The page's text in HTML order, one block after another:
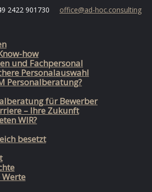
2422 901730
office@ad-hoc.consulting
how
und Fachpersonal
Personalauswahl
Personalberatung?
für Bewerber
– Ihre Zukunft
WIR?
besetzt
Werte